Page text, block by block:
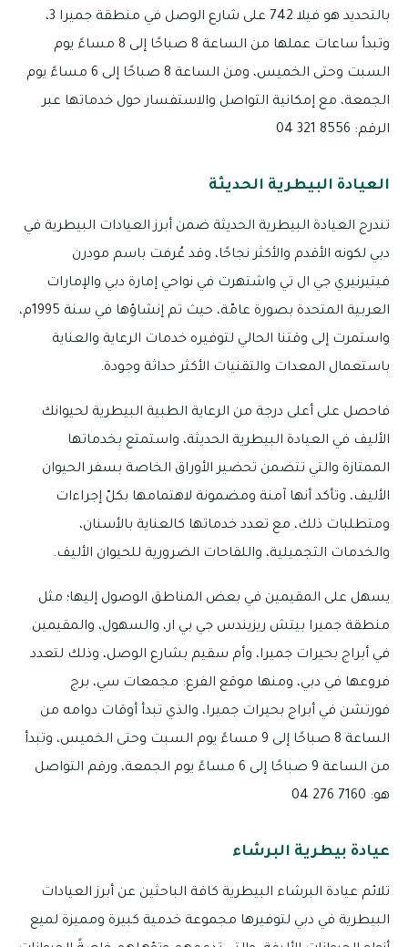
بالتحديد هو فيلا 742 على شارع الوصل في منطقة جميرا 3،
وتبدأ ساعات عملها من الساعة 8 صباحًا إلى 8 مساءً يوم
السبت وحتى الخميس، ومن الساعة 8 صباحًا إلى 6 مساءً يوم
الجمعة، مع إمكانية التواصل والاستفسار حول خدماتها عبر
الرقم: 8556 321 04
العيادة البيطرية الحديثة
تندرج العيادة البيطرية الحديثة ضمن أبرز العيادات البيطرية في
دبي لكونه الأقدم والأكثر نجاحًا، وقد عُرفت باسم مودرن
فيتيرنيري جي ال تي واشتهرت في نواحي إمارة دبي والإمارات
العربية المتحدة بصورة عامّة، حيث تم إنشاؤها في سنة 1995م،
واستمرت إلى وقتنا الحالي لتوفيره خدمات الرعاية والعناية
باستعمال المعدات والتقنيات الأكثر حداثة وجودة.
فاحصل على أعلى درجة من الرعاية الطبية البيطرية لحيوانك
الأليف في العيادة البيطرية الحديثة، واستمتع بخدماتها
الممتازة والتي تتضمن تحضير الأوراق الخاصة بسفر الحيوان
الأليف، وتأكد أنها آمنة ومضمونة لاهتمامها بكلّ إجراءات
ومتطلبات ذلك، مع تعدد خدماتها كالعناية بالأسنان،
والخدمات التجميلية، واللقاحات الضرورية للحيوان الأليف.
يسهل على المقيمين في بعض المناطق الوصول إليها؛ مثل
منطقة جميرا بيتش ريزيندس جي بي ار، والسهول، والمقيمين
في أبراج بحيرات جميرا، وأم سقيم بشارع الوصل، وذلك لتعدد
فروعها في دبي، ومنها موقع الفرع: مجمعات سي، برج
فورتشن في أبراج بحيرات جميرا، والذي تبدأ أوقات دوامه من
الساعة 8 صباحًا إلى 9 مساءً يوم السبت وحتى الخميس، وتبدأ
من الساعة 9 صباحًا إلى 6 مساءً يوم الجمعة، ورقم التواصل
هو: 7160 276 04
عيادة بيطرية البرشاء
تلائم عيادة البرشاء البيطرية كافة الباحثين عن أبرز العيادات
البيطرية في دبي لتوفيرها مجموعة خدمية كبيرة ومميزة لميع